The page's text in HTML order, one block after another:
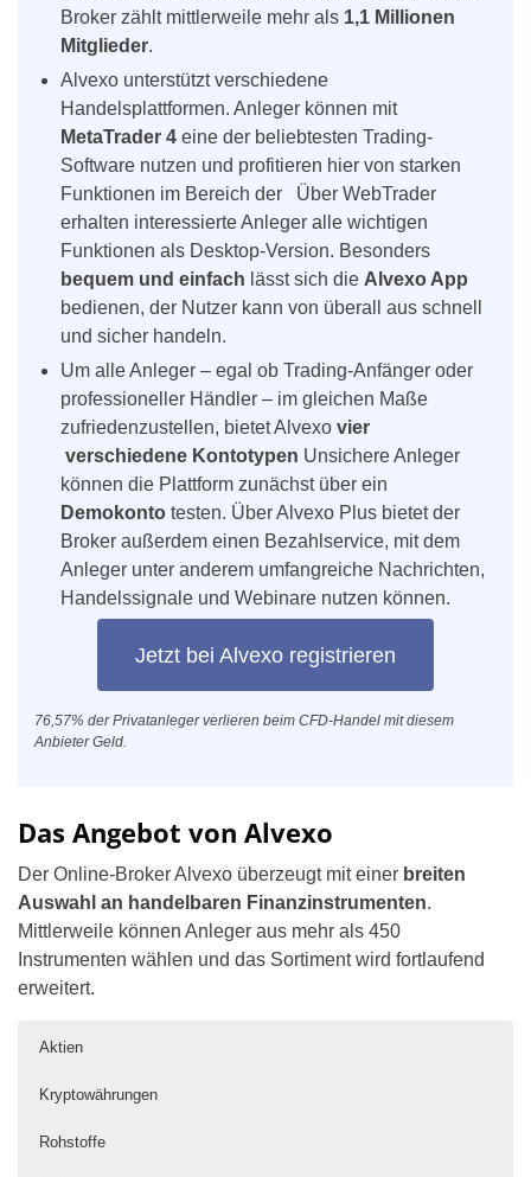
Broker zählt mittlerweile mehr als 1,1 Millionen
Mitglieder.
Alvexo unterstützt verschiedene
Handelsplattformen. Anleger können mit
MetaTrader 4 eine der beliebtesten Trading-
Software nutzen und profitieren hier von starken
Funktionen im Bereich der Über WebTrader
erhalten interessierte Anleger alle wichtigen
Funktionen als Desktop-Version. Besonders
bequem und einfach lässt sich die Alvexo App
bedienen, der Nutzer kann von überall aus schnell
und sicher handeln.
Um alle Anleger – egal ob Trading-Anfänger oder
professioneller Händler – im gleichen Maße
zufriedenzustellen, bietet Alvexo vier
verschiedene Kontotypen Unsichere Anleger
können die Plattform zunächst über ein
Demokonto testen. Über Alvexo Plus bietet der
Broker außerdem einen Bezahlservice, mit dem
Anleger unter anderem umfangreiche Nachrichten,
Handelssignale und Webinare nutzen können.
Jetzt bei Alvexo registrieren
76,57% der Privatanleger verlieren beim CFD-Handel mit diesem
Anbieter Geld.
Das Angebot von Alvexo
Der Online-Broker Alvexo überzeugt mit einer breiten
Auswahl an handelbaren Finanzinstrumenten.
Mittlerweile können Anleger aus mehr als 450
Instrumenten wählen und das Sortiment wird fortlaufend
erweitert.
Aktien
Kryptowährungen
Rohstoffe